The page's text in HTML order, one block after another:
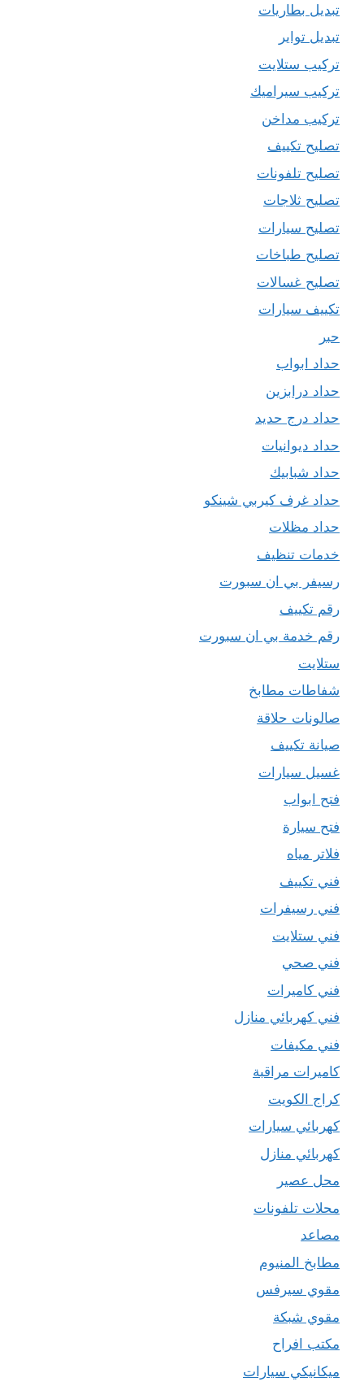
تبديل بطاريات
تبديل تواير
تركيب ستلايت
تركيب سيراميك
تركيب مداخن
تصليح تكييف
تصليح تلفونات
تصليح ثلاجات
تصليح سيارات
تصليح طباخات
تصليح غسالات
تكييف سيارات
حبر
حداد ابواب
حداد درابزين
حداد درج حديد
حداد ديوانيات
حداد شبابيك
حداد غرف كيربي شينكو
حداد مظلات
خدمات تنظيف
رسيفر بي ان سبورت
رقم تكييف
رقم خدمة بي ان سبورت
ستلايت
شفاطات مطابخ
صالونات حلاقة
صيانة تكييف
غسيل سيارات
فتح ابواب
فتح سيارة
فلاتر مياه
فني تكييف
فني رسيفرات
فني ستلايت
فني صحي
فني كاميرات
فني كهربائي منازل
فني مكيفات
كاميرات مراقبة
كراج الكويت
كهربائي سيارات
كهربائي منازل
محل عصير
محلات تلفونات
مصاعد
مطابخ المنيوم
مقوي سيرفس
مقوي شبكة
مكتب افراح
ميكانيكي سيارات